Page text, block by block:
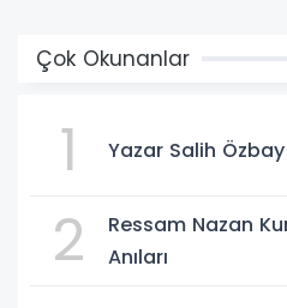
Çok Okunanlar
1 Yazar Salih Özbay
2
Ressam Nazan
Anıları